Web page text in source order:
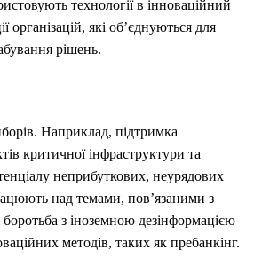
технології в інноваційний
організацій, які об’єднуються для
рішень.
Наприклад, підтримка
критичної інфраструктури та
неприбуткових, неурядових
над темами, пов’язаними з
з іноземною дезінформацією
методів, таких як пребанкінг.